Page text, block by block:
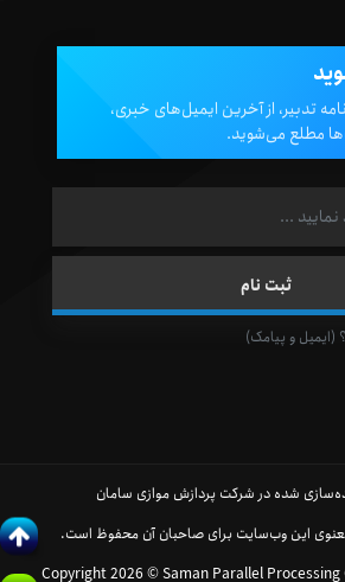
تدبیر، از آخرین ایمیل‌های خبری،
مطلع می‌شوید.
و پیامک)
شده در شرکت پردازش موازی سامان
این وب‌سایت برای صاحبان آن محفوظ است.
Copyright 2026 © Saman Parallel